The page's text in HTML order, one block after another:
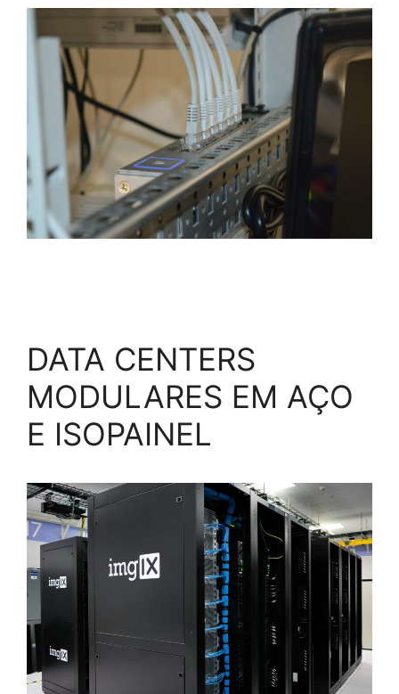
DATA CENTERS
MODULARES EM AÇO
E ISOPAINEL